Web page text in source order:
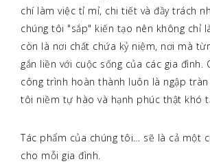
chí làm việc tỉ mỉ, chi tiết và đầy trách
chúng tôi "sắp" kiến tạo nên không chỉ
còn là nơi chất chứa kỷ niệm, nơi mà
gắn liền với cuộc sống của các gia đình.
công trình hoàn thành luôn là ngập
tôi niềm tự hào và hạnh phúc thật khó
Tác phẩm của chúng tôi… sẽ là cả một
cho mỗi gia đình.